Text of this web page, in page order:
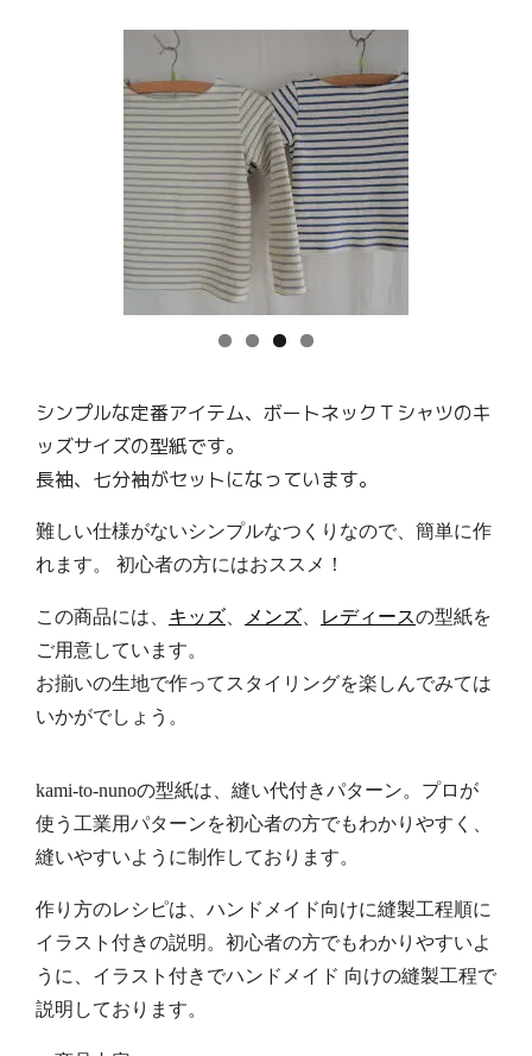
シンプルな定番アイテム、ボートネックＴシャツのキ
ッズサイズの型紙です。
長袖、七分袖がセットになっています。
難しい仕様がないシンプルなつくりなので、簡単に作
れます。 初心者の方にはおススメ！
この商品には、 キッズ メンズ レディースの型紙を
ご用意しています。
お揃いの生地で作ってスタイリングを楽しんでみては
いかがでしょう。
kami-to-nunoの型紙は、縫い代付きパターン。プロが
使う工業用パターンを初心者の方でもわかりやすく、
縫いやすいように制作しております。
作り方のレシピは、ハンドメイド向けに縫製工程順に
イラスト付きの説明。初心者の方でもわかりやすいよ
うに、イラスト付きでハンドメイド 向けの縫製工程で
説明しております。